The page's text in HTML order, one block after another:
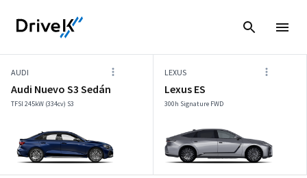
AUDI
Audi Nuevo S3 Sedán
TFSI 245kW (334cv) S3
LEXUS
Lexus ES
300h Signature FWD